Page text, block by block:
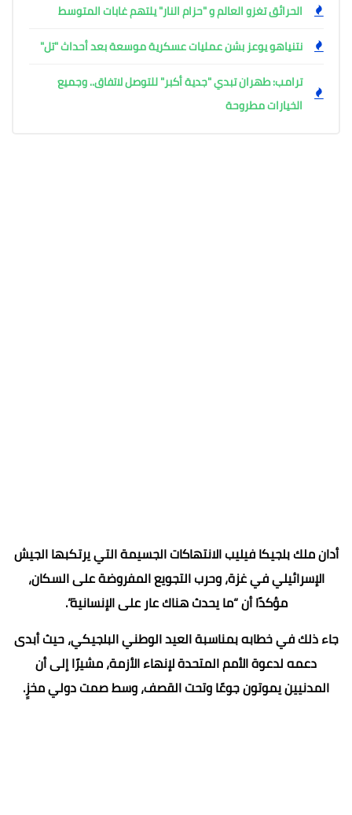
الحرائق تغزو العالم و "حزام النار" يلتهم غابات المتوسط
نتنياهو يوعز بشن عمليات عسكرية موسعة بعد أحداث "تل"
ترامب: طهران تبدي "جدية أكبر" للتوصل لاتفاق.. وجميع
الخيارات مطروحة
أدان ملك بلجيكا فيليب الانتهاكات الجسيمة التي يرتكبها الجيش
الإسرائيلي في غزة، وحرب التجويع المفروضة على السكان،
مؤكدًا أن “ما يحدث هناك عار على الإنسانية”.
جاء ذلك في خطابه بمناسبة العيد الوطني البلجيكي، حيث أبدى
دعمه لدعوة الأمم المتحدة لإنهاء الأزمة، مشيرًا إلى أن
المدنيين يموتون جوعًا وتحت القصف، وسط صمت دولي مخزٍ.